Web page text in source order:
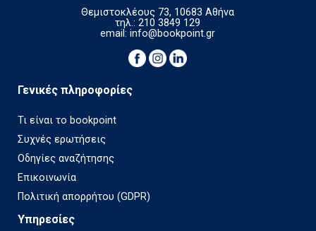
Θεμιστοκλέους 73, 10683 Αθήνα
τηλ.: 210 3849 129
email:info@bookpoint.gr
Γενικές πληροφορίες
Τι είναι το bookpoint
Συχνές ερωτήσεις
Οδηγίες αναζήτησης
Επικοινωνία
Πολιτική απορρήτου (GDPR)
Υπηρεσίες